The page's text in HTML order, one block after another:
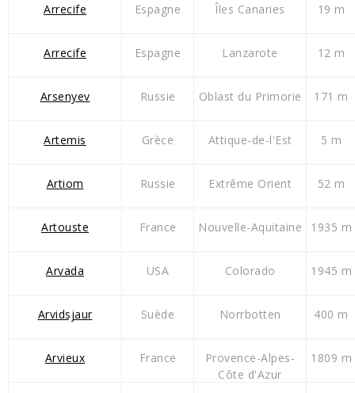
Arrecife Espagne Îles Canaries 19 m
Arrecife Espagne Lanzarote 12 m
Arsenyev Russie Oblast du Primorie 171 m
Artemis Grèce Attique-de-l'Est 5 m
Artiom Russie Extrême Orient 52 m
Artouste France Nouvelle-Aquitaine 1935 m
Arvada USA Colorado 1945 m
Arvidsjaur Suède Norrbotten 400 m
Arvieux France
Provence-Alpes-
Côte d'Azur
1809 m